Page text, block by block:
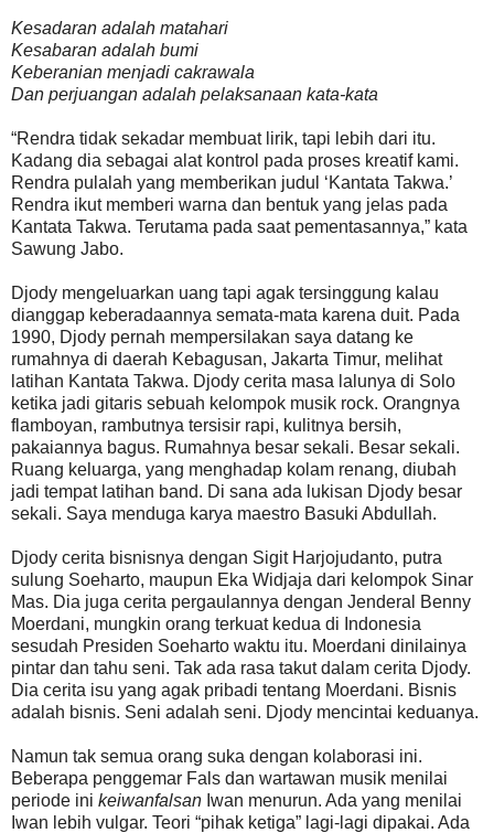
Kesadaran adalah matahari
Kesabaran adalah bumi
Keberanian menjadi cakrawala
Dan perjuangan adalah pelaksanaan kata-kata
“Rendra tidak sekadar membuat lirik, tapi lebih dari itu.
Kadang dia sebagai alat kontrol pada proses kreatif kami.
Rendra pulalah yang memberikan judul ‘Kantata Takwa.’
Rendra ikut memberi warna dan bentuk yang jelas pada
Kantata Takwa. Terutama pada saat pementasannya,” kata
Sawung Jabo.
Djody mengeluarkan uang tapi agak tersinggung kalau
dianggap keberadaannya semata-mata karena duit. Pada
1990, Djody pernah mempersilakan saya datang ke
rumahnya di daerah Kebagusan, Jakarta Timur, melihat
latihan Kantata Takwa. Djody cerita masa lalunya di Solo
ketika jadi gitaris sebuah kelompok musik rock. Orangnya
flamboyan, rambutnya tersisir rapi, kulitnya bersih,
pakaiannya bagus. Rumahnya besar sekali. Besar sekali.
Ruang keluarga, yang menghadap kolam renang, diubah
jadi tempat latihan band. Di sana ada lukisan Djody besar
sekali. Saya menduga karya maestro Basuki Abdullah.
Djody cerita bisnisnya dengan Sigit Harjojudanto, putra
sulung Soeharto, maupun Eka Widjaja dari kelompok Sinar
Mas. Dia juga cerita pergaulannya dengan Jenderal Benny
Moerdani, mungkin orang terkuat kedua di Indonesia
sesudah Presiden Soeharto waktu itu. Moerdani dinilainya
pintar dan tahu seni. Tak ada rasa takut dalam cerita Djody.
Dia cerita isu yang agak pribadi tentang Moerdani. Bisnis
adalah bisnis. Seni adalah seni. Djody mencintai keduanya.
Namun tak semua orang suka dengan kolaborasi ini.
Beberapa penggemar Fals dan wartawan musik menilai
periode ini keiwanfalsan Iwan menurun. Ada yang menilai
Iwan lebih vulgar. Teori “pihak ketiga” lagi-lagi dipakai. Ada